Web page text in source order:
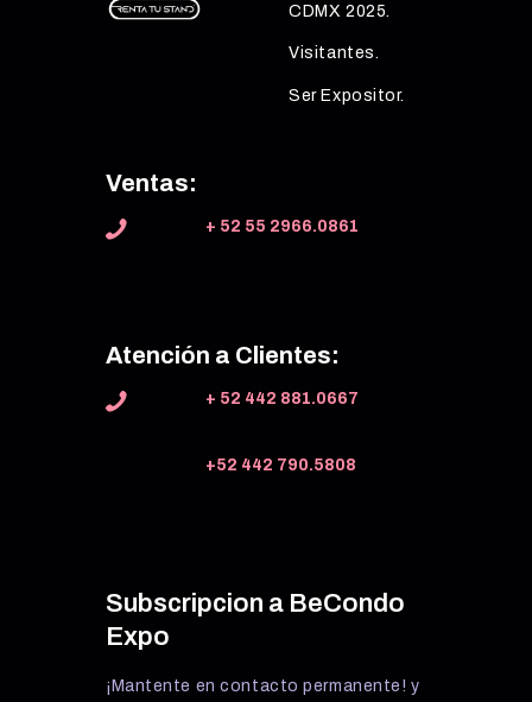
CDMX 2025.
Visitantes.
Ser Expositor.
Ventas:
+ 52 55 2966.0861
Atención a Clientes:
+ 52 442 881.0667
+52 442 790.5808
Subscripcion a BeCondo
Expo
¡Mantente en contacto permanente! y